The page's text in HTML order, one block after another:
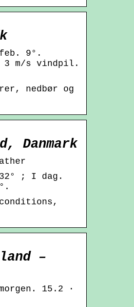
9°.
3 m/s vindpil.
nedbør og
Danmark
; I dag.
–
15.2 ·